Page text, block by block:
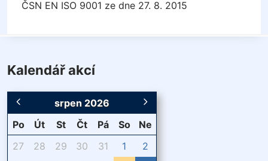
ČSN EN ISO 9001 ze dne 27. 8. 2015
Kalendář akcí
srpen 2026
Po
Út St Čt Pá So
Ne
27
28 29 30 31 1
2